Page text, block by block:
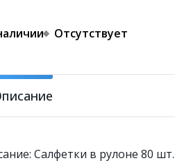
Отсутствует
Салфетки в рулоне 80